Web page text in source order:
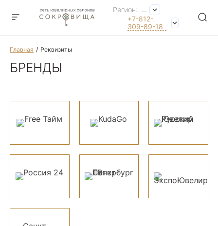
Регион: ...
+7-812-
309-89-18
Главная Реквизиты
БРЕНДЫ